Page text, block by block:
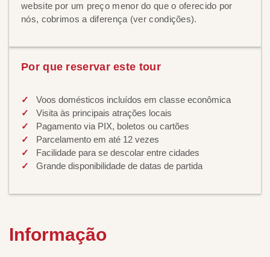
website por um preço menor do que o oferecido por
nós, cobrimos a diferença (ver condições).
Por que reservar este tour
Voos domésticos incluídos em classe econômica
Visita às principais atrações locais
Pagamento via PIX, boletos ou cartões
Parcelamento em até 12 vezes
Facilidade para se descolar entre cidades
Grande disponibilidade de datas de partida
Informação